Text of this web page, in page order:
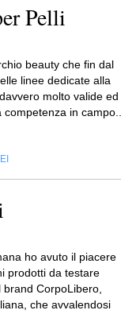
Pelli
beauty che fin dal
linee dedicate alla
molto valide ed
competenza in
ho avuto il piacere
prodotti da testare
CorpoLibero,
che avvalendosi